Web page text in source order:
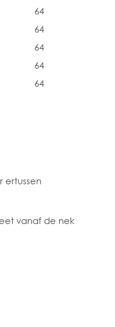
64
64
64
64
64
ertussen
vanaf de nek